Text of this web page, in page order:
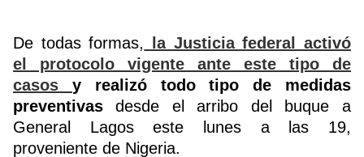
De todas formas,
la Justicia federal activó
el protocolo vigente ante este tipo de
casos y realizó todo tipo de medidas
preventivas desde el arribo del buque a
General Lagos este lunes a las 19,
proveniente de Nigeria.